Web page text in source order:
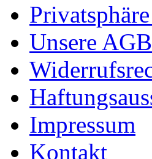
Unsere AGB
Impressum
Kontakt